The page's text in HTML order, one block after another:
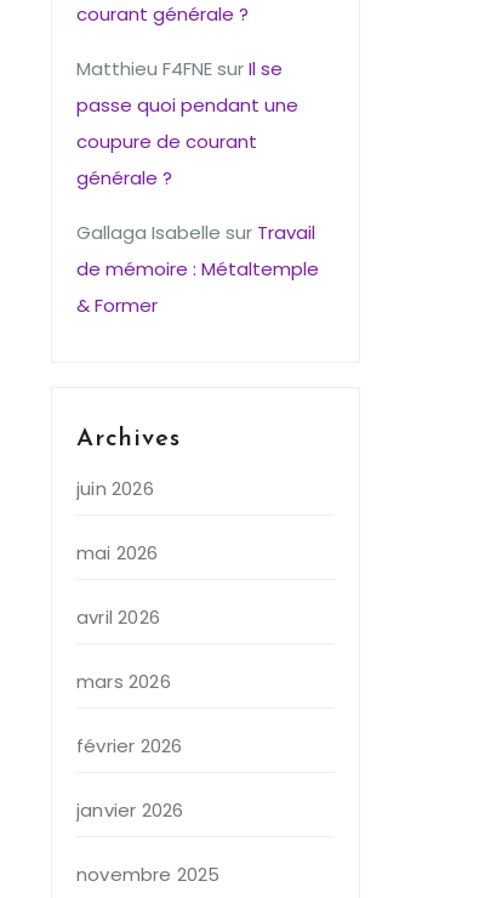
courant générale ?
Matthieu F4FNEsurIl se
passe quoi pendant une
coupure de courant
générale ?
Gallaga Isabelle sur Travail
de mémoire : Métaltemple
& Former
Archives
juin 2026
mai 2026
avril 2026
mars 2026
février 2026
janvier 2026
novembre 2025